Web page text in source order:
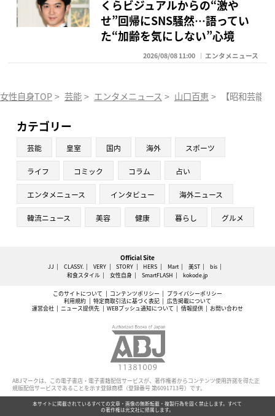
くらビジュアルからの“激や
せ”回帰にSNS騒然…語ってい
た“加齢を気にしない”心境
2026/08/08 11:00 エンタメニュース
女性自身TOP > 芸能 > エンタメニュース > 山口百恵 > 【昭和芸能
カテゴリー
芸能 皇室 国内 海外 スポーツ
ライフ コミック コラム 占い
エンタメニュース インタビュー 海外ニュース
韓流ニュース 美容 健康 暮らし グルメ
Official Site
JJ CLASSY. VERY STORY HERS Mart 美ST
bis
和食スタイル
女性自身 SmartFLASH kokode.jp
このサイトについて コンテンツポリシー
プライバシーポリシー
利用規約
特定商取引法に基づく表記
広告掲載について
運営会社
ニュース提供先 WEBプッシュ通知について 情報提供 お問い合わせ
ABJマークは、この電子書店・電子書籍配信サービスが、著作権者からコンテンツ使用許諾を得た正
規版配信サービスであることを示す登録商標（登録番号 第6091713号）です。
本サイトに掲載されているすべての文章・画像の無断転載・複製行為を固く禁止します。すべて
の著作権は光文社に帰属します。